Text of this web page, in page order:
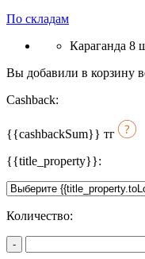
По складам
Караганда 8
Вы добавили в корзину
Cashback:
{{cashbackSum}} тг
{{title_property}}:
Количество:
-